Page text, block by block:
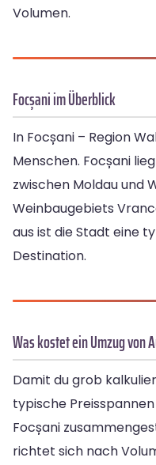
Volumen.
Focșani im Überblick
In Focșani – Region
Menschen. Focșani
zwischen Moldau und
Weinbaugebiets
aus ist die Stadt eine
Destination.
Was kostet ein Umzug von
Damit du grob
typische
Focșani
richtet sich nach